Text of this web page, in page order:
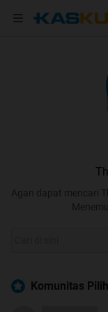
Agan dapat mencari
Komunitas